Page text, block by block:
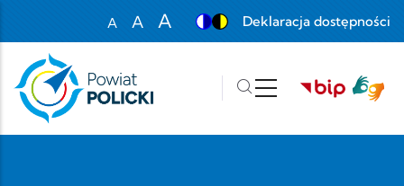
A
Set font size to 100%
A
A
Deklaracja dostępności